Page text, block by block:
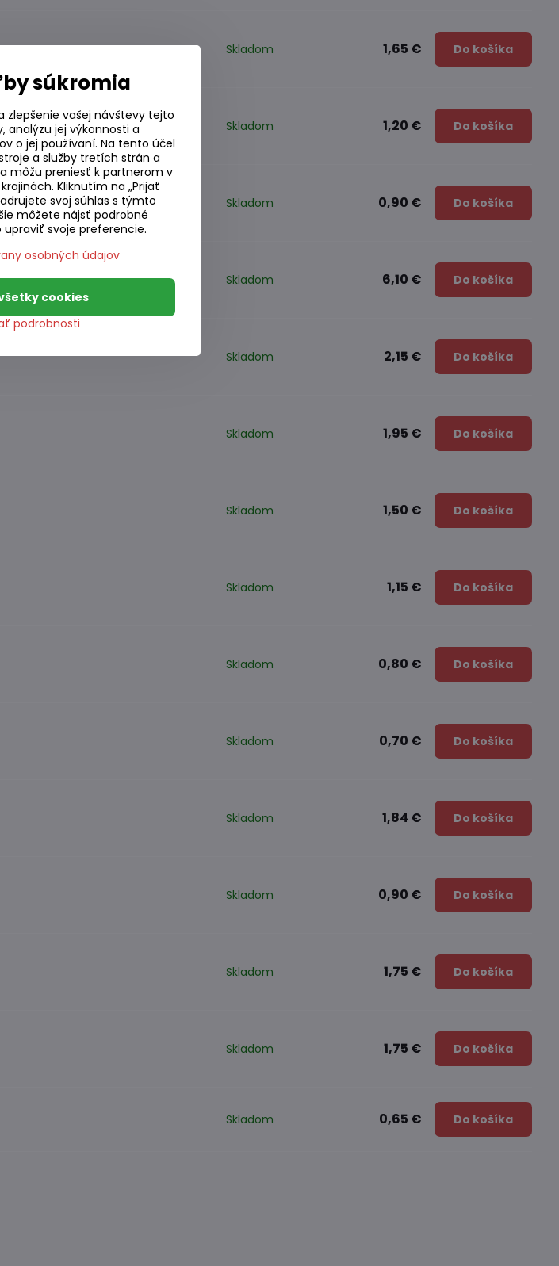
Skladom 1,65 € Do košíka
Skladom 1,20 € Do košíka
Skladom 0,90 € Do košíka
Skladom 6,10 € Do košíka
Skladom 2,15 € Do košíka
Skladom 1,95 € Do košíka
Skladom 1,50 € Do košíka
Skladom 1,15 € Do košíka
Skladom 0,80 € Do košíka
Skladom 0,70 € Do košíka
Skladom 1,84 € Do košíka
Skladom 0,90 € Do košíka
Skladom 1,75 € Do košíka
Skladom 1,75 € Do košíka
Skladom 0,65 € Do košíka
súkromia
zlepšenie vašej návštevy tejto
analýzu jej výkonnosti a
o jej používaní. Na tento účel
a služby tretích strán a
môžu preniesť k partnerom v
Kliknutím na „Prijať
svoj súhlas s týmto
môžete nájsť podrobné
svoje preferencie.
osobných údajov
podrobnosti
cookies